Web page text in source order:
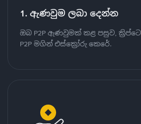
1. ඇණවුම ලබා දෙන්න
ඔබ P2P ඇණවුමක් කළ පසුව,
P2P මගින් එස්ක්‍රෝරු කෙරේ.